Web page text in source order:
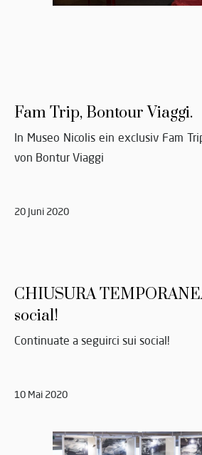
Fam Trip, Bontour Viaggi.
In Museo Nicolis ein exclusiv Fam
von Bontur Viaggi
20 Juni 2020
CHIUSURA
social!
Continuate a seguirci sui social!
10 Mai 2020